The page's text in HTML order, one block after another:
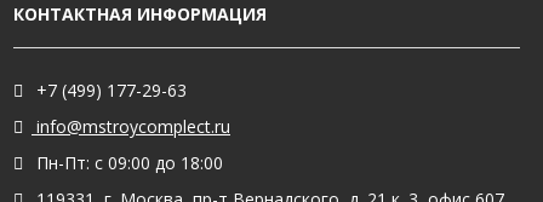
КОНТАКТНАЯ ИНФОРМАЦИЯ
+7 (499) 177-29-63
info@mstroycomplect.ru
Пн-Пт: с 09:00 до 18:00